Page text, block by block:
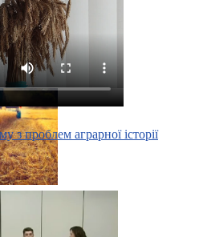
з проблем аграрної історії